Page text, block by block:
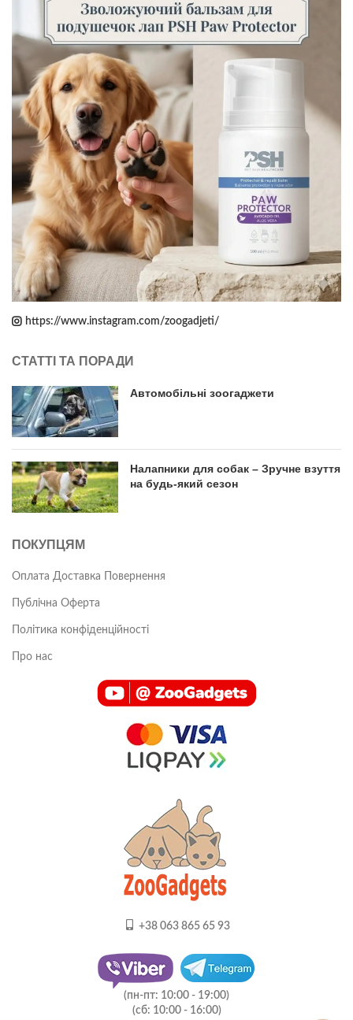
https://www.instagram.com/zoogadjeti/
СТАТТІ ТА ПОРАДИ
Автомобільні зоогаджети
Налапники для собак – Зручне взуття
на будь-який сезон
ПОКУПЦЯМ
Оплата Доставка Повернення
Публічна Оферта
Політика конфіденційності
Про нас
+38 063 865 65 93
(пн-пт: 10:00 - 19:00)
(сб: 10:00 - 16:00)